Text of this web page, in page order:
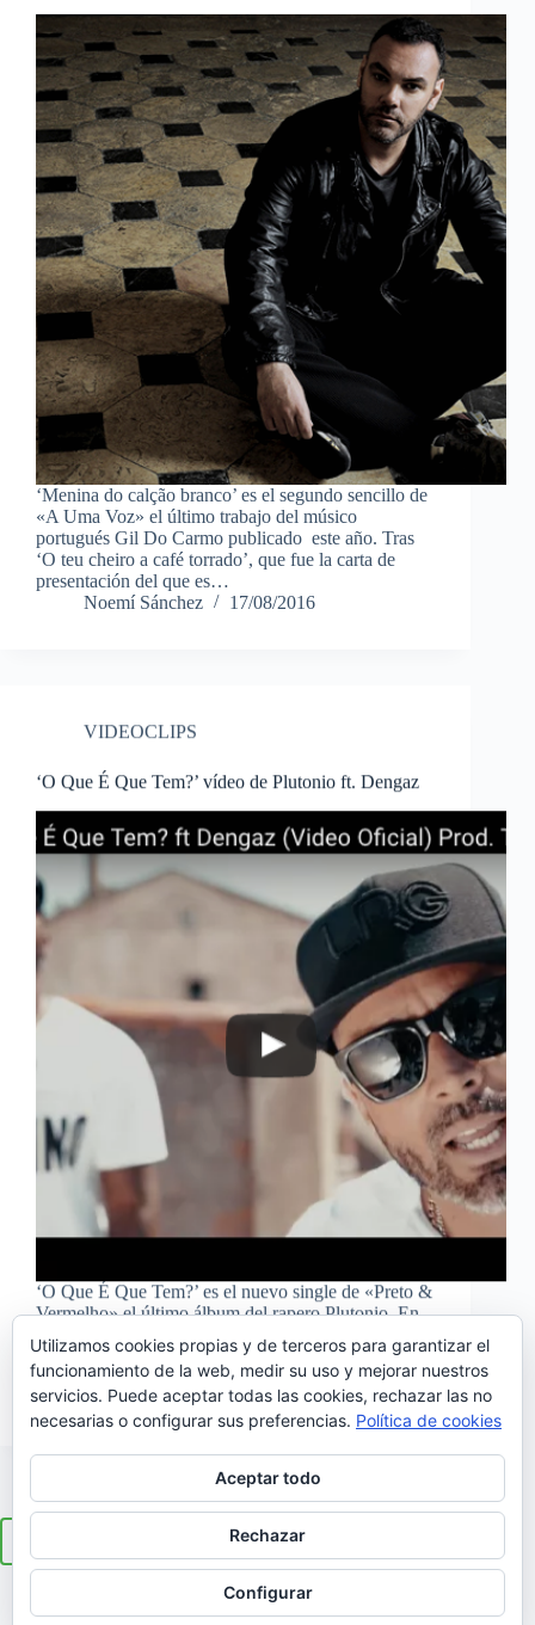
‘Menina do calção branco’ es el segundo sencillo de
«A Uma Voz» el último trabajo del músico
portugués Gil Do Carmo publicado este año. Tras
‘O teu cheiro a café torrado’, que fue la carta de
presentación del que es…
Noemí Sánchez
17/08/2016
VIDEOCLIPS
‘O Que É Que Tem?’ vídeo de Plutonio ft. Dengaz
‘O Que É Que Tem?’ es el nuevo single de «Preto &
Vermelho» el último álbum del rapero Plutonio. En
este corte del disco, cuenta con la colaboración de
otro rapero; Dengaz, que participa también en el
videoclip presentación del…
Noemí Sánchez
16/08/2016
Utilizamos cookies propias y de terceros para garantizar el
funcionamiento de la web, medir su uso y mejorar nuestros
servicios. Puede aceptar todas las cookies, rechazar las no
necesarias o configurar sus preferencias. Política de cookies
Aceptar todo
Rechazar
Configurar